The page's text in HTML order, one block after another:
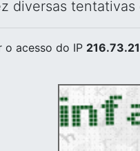
diversas
o acesso do IP